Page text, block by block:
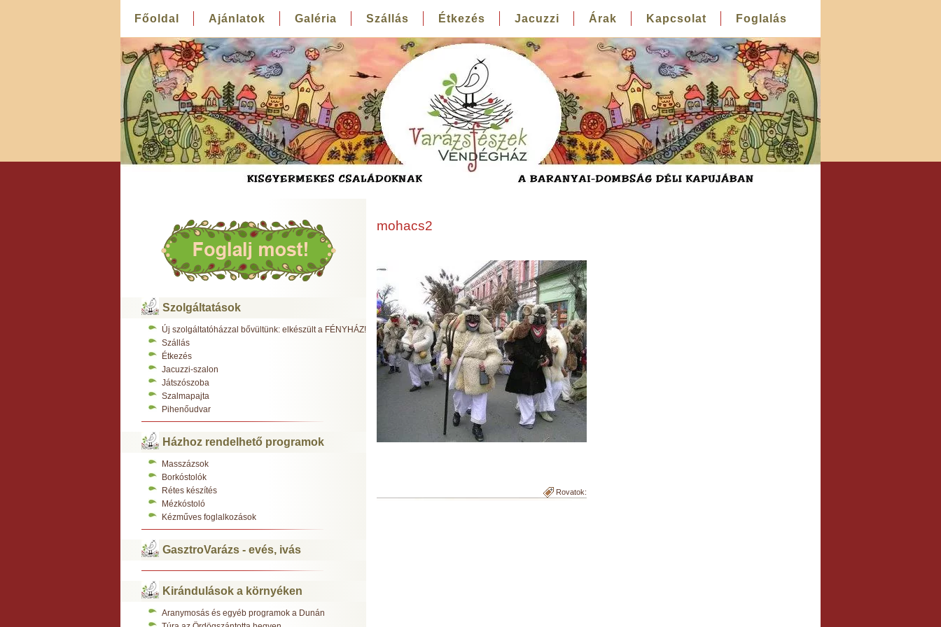
Főoldal Ajánlatok Galéria Szállás Étkezés Jacuzzi Árak Kapcsolat Foglalás
Szolgáltatások
Új szolgáltatóházzal bővültünk: elkészült a FÉNYHÁZ!
Szállás
Étkezés
Jacuzzi-szalon
Játszószoba
Szalmapajta
Pihenőudvar
Házhoz rendelhető programok
Masszázsok
Borkóstolók
Rétes készítés
Mézkóstoló
Kézműves foglalkozások
GasztroVarázs - evés, ivás
Kirándulások a környéken
Aranymosás és egyéb programok a Dunán
mohacs2
Rovatok: